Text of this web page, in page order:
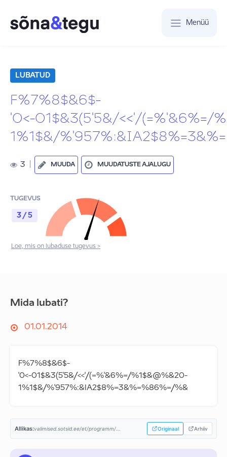
Menüü
LUBATUD
F%7%8$&6$-
'0<-01$&3(5'5&/<<'/(=%'&6%=/
1%1$&/
3 MUUDA MUUDATUSTE AJALUGU
TUGEVUS
3 / 5
Loe, mis on lubaduse tugevus >
Mida lubati?
01.01.2014
F%7%8$&6$-
'0<-01$&3(5'5&/<<'/(=%'&6%=/%1$&@%&20-
1%1$&/%'957%:&IA2$8%=3&%=%86%=/%&
Allikas:valimised.sotsid.ee/et/programm/... Originaal Arhiiv